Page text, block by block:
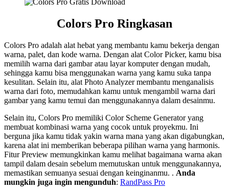
Colors Pro Ringkasan
Colors Pro adalah alat hebat yang membantu kamu bekerja dengan
warna, palet, dan kode warna. Dengan alat Color Picker, kamu bisa
memilih warna dari gambar atau layar komputer dengan mudah,
sehingga kamu bisa menggunakan warna yang kamu suka tanpa
kesulitan. Selain itu, alat Photo Analyzer membantu menganalisis
warna dari foto, memudahkan kamu untuk mengambil warna dari
gambar yang kamu temui dan menggunakannya dalam desainmu.
Selain itu, Colors Pro memiliki Color Scheme Generator yang
membuat kombinasi warna yang cocok untuk proyekmu. Ini
berguna jika kamu tidak yakin warna mana yang akan digabungkan,
karena alat ini memberikan beberapa pilihan warna yang harmonis.
Fitur Preview memungkinkan kamu melihat bagaimana warna akan
tampil dalam desain sebelum memutuskan untuk menggunakannya,
memastikan semuanya sesuai dengan keinginanmu. . Anda
mungkin juga ingin mengunduh: RandPass Pro